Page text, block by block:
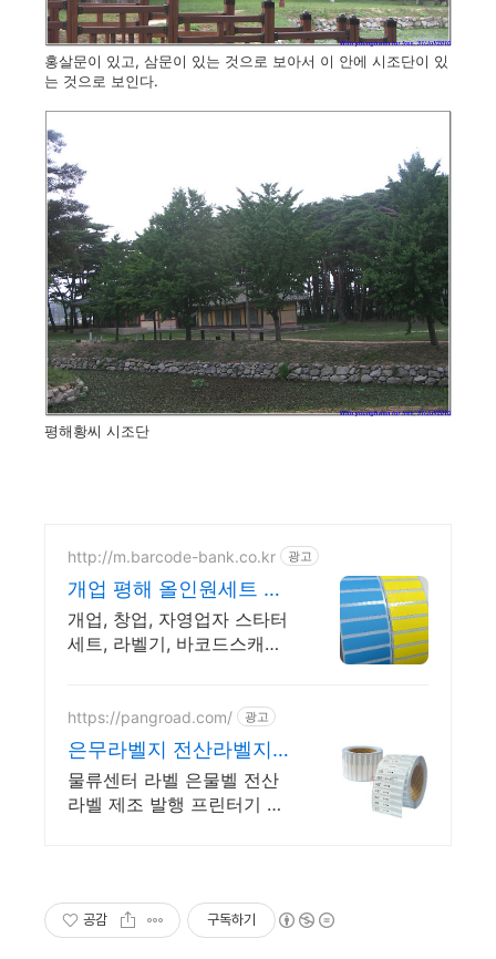
홍살문이 있고, 삼문이 있는 것으로 보아서 이 안에 시조단이 있
는 것으로 보인다.
평해황씨 시조단
http://m.barcode-bank.co.kr 광고
개업 평해 올인원세트 창
업에 필요한 라벨기기 세
트
개업, 창업, 자영업자 스타터
세트, 라벨기, 바코드스캐너,
https://pangroad.com/ 광고
은무라벨지 전산라벨지
업체
물류센터 라벨 은물벨 전산
라벨 제조 발행 프린터기 조
공감 구독하기